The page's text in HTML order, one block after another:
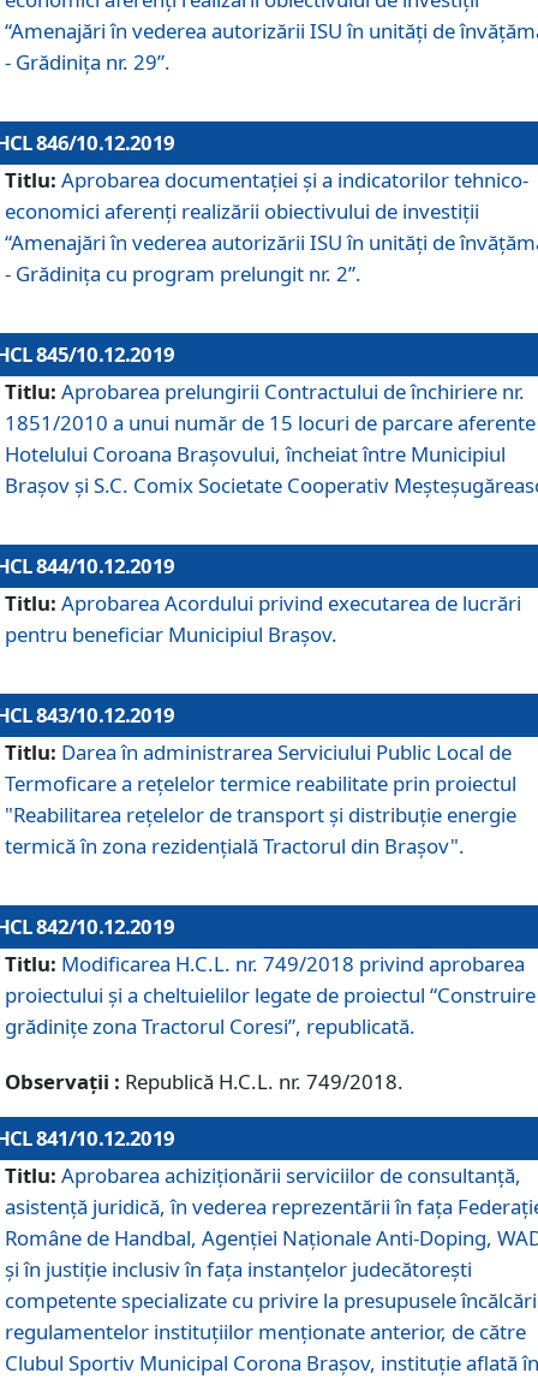
“Amenajări în vederea autorizării ISU în unități de
- Grădinița nr. 29”.
846/10.12.2019
Titlu: Aprobarea documentației și a indicatorilor tehnico-
economici aferenți realizării obiectivului de investiții
“Amenajări în vederea autorizării ISU în unități de
- Grădinița cu program prelungit nr. 2”.
845/10.12.2019
Titlu: Aprobarea prelungirii Contractului de închiriere nr.
1851/2010 a unui număr de 15 locuri de parcare aferente
Hotelului Coroana Brașovului, încheiat între Municipiul
Braşov şi S.C. Comix Societate Cooperativ
844/10.12.2019
Titlu: Aprobarea Acordului privind executarea de lucrări
pentru beneficiar Municipiul Brașov.
843/10.12.2019
Titlu: Darea în administrarea Serviciului Public Local de
Termoficare a rețelelor termice reabilitate prin proiectul
"Reabilitarea reţelelor de transport şi distribuţie energie
termică în zona rezidenţială Tractorul din Braşov".
842/10.12.2019
Titlu: Modificarea H.C.L. nr. 749/2018 privind aprobarea
proiectului și a cheltuielilor legate de proiectul “Construire
grădinițe zona Tractorul Coresi”, republicată.
Observații : Republică H.C.L. nr. 749/2018.
841/10.12.2019
Titlu: Aprobarea achiziționării serviciilor de consultanță,
asistență juridică, în vederea reprezentării în fața
Române de Handbal, Agenției Naționale Anti-Doping,
și în justiție inclusiv în fața instanțelor judecătorești
competente specializate cu privire la presupusele
regulamentelor instituțiilor menționate anterior, de către
Clubul Sportiv Municipal Corona Braşov, instituție aflată în